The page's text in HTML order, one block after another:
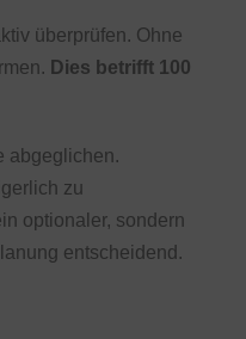
überprüfen. Ohne
Dies betrifft 100
abgeglichen.
zu
optionaler, sondern
entscheidend.